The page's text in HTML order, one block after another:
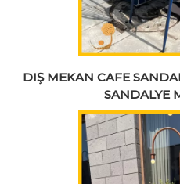
DIŞ MEKAN CAFE
SANDALYE